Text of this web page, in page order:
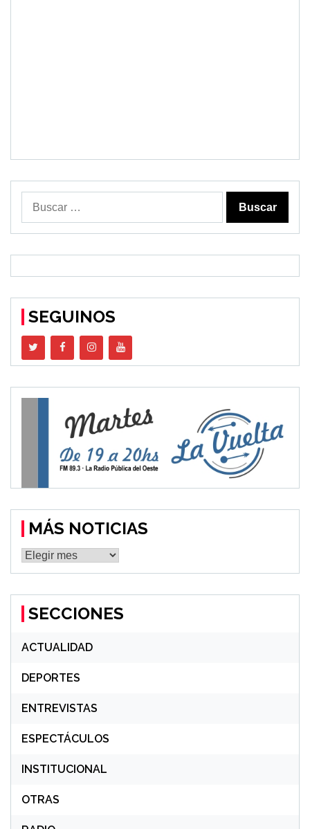
SEGUINOS
MÁS NOTICIAS
MÁS
NOTICIAS
SECCIONES
ACTUALIDAD
DEPORTES
ENTREVISTAS
ESPECTÁCULOS
INSTITUCIONAL
OTRAS